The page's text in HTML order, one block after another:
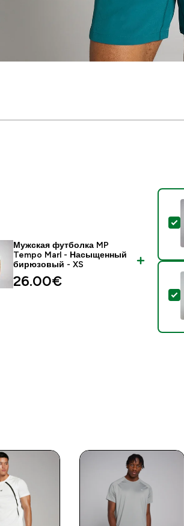
Мужская футболка MP
Tempo Marl - Насыщенный
бирюзовый - XS
26.00€‎